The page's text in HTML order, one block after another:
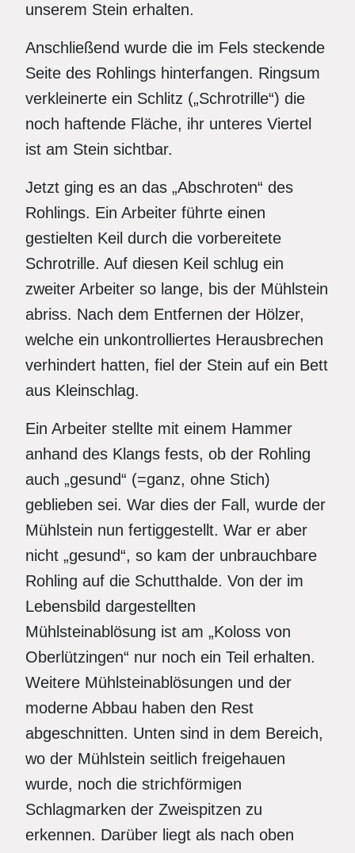
unserem Stein erhalten.
Anschließend wurde die im Fels steckende
Seite des Rohlings hinterfangen. Ringsum
verkleinerte ein Schlitz („Schrotrille“) die
noch haftende Fläche, ihr unteres Viertel
ist am Stein sichtbar.
Jetzt ging es an das „Abschroten“ des
Rohlings. Ein Arbeiter führte einen
gestielten Keil durch die vorbereitete
Schrotrille. Auf diesen Keil schlug ein
zweiter Arbeiter so lange, bis der Mühlstein
abriss. Nach dem Entfernen der Hölzer,
welche ein unkontrolliertes Herausbrechen
verhindert hatten, fiel der Stein auf ein Bett
aus Kleinschlag.
Ein Arbeiter stellte mit einem Hammer
anhand des Klangs fests, ob der Rohling
auch „gesund“ (=ganz, ohne Stich)
geblieben sei. War dies der Fall, wurde der
Mühlstein nun fertiggestellt. War er aber
nicht „gesund“, so kam der unbrauchbare
Rohling auf die Schutthalde. Von der im
Lebensbild dargestellten
Mühlsteinablösung ist am „Koloss von
Oberlützingen“ nur noch ein Teil erhalten.
Weitere Mühlsteinablösungen und der
moderne Abbau haben den Rest
abgeschnitten. Unten sind in dem Bereich,
wo der Mühlstein seitlich freigehauen
wurde, noch die strichförmigen
Schlagmarken der Zweispitzen zu
erkennen. Darüber liegt als nach oben